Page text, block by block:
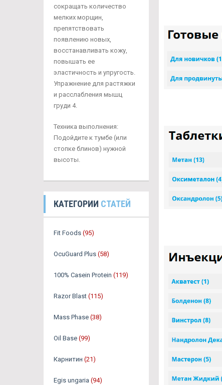
сокращать количество
мелких морщин,
препятствовать
появлению новых,
восстанавливать кожу,
повышать ее
эластичность и упругость.
Упражнение для растяжки
и расслабления мышц
груди 4.
Техника выполнения:
Подойдите к тумбе (или
стопке блинов) нужной
высоты.
КАТЕГОРИИ СТАТЕЙ
Fit Foods (95)
OcuGuard Plus (58)
100% Casein Protein (119)
Razor Blast (115)
Mass Phase (38)
Oil Base (99)
Карнитин (21)
Egis ungaria (94)